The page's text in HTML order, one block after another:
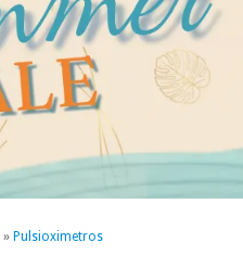
» Pulsioximetros